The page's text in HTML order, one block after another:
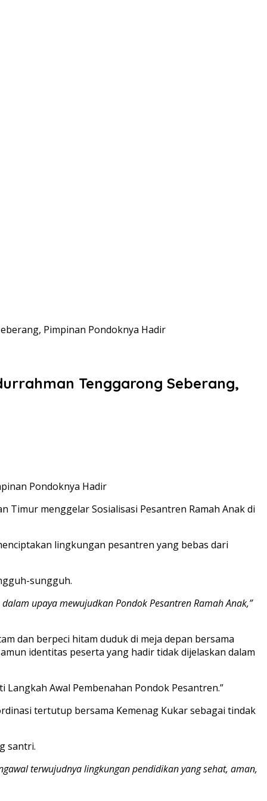
Pimpinan Pondoknya Hadir
Tenggarong Seberang,
Timur menggelar Sosialisasi Pesantren Ramah Anak di
lingkungan pesantren yang bebas dari
sungguh.
upaya mewujudkan Pondok Pesantren Ramah Anak,”
dan berpeci hitam duduk di meja depan bersama
identitas peserta yang hadir tidak dijelaskan dalam
Awal Pembenahan Pondok Pesantren.”
tertutup bersama Kemenag Kukar sebagai tindak
santri.
terwujudnya lingkungan pendidikan yang sehat, aman,